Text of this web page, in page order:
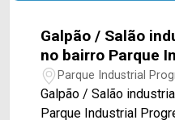
Galpão / Salão
no bairro Parque
em Nova Odessa/
Parque Industrial
Galpão / Salão
Parque Industrial